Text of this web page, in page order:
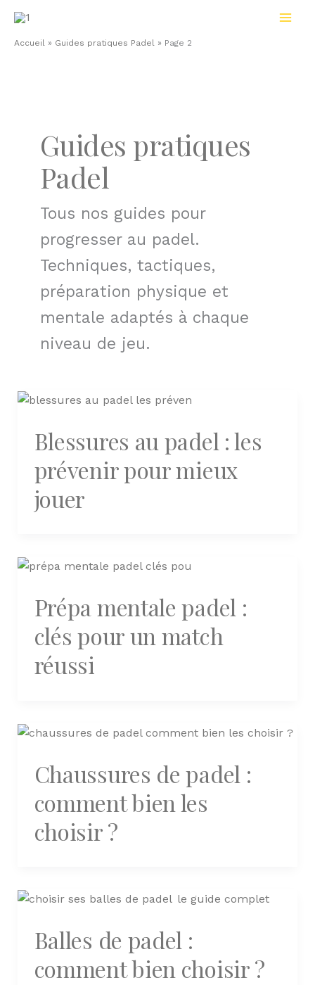
contenu
Accueil » Guides pratiques Padel » Page 2
Guides pratiques
Padel
Tous nos guides pour
progresser au padel.
Techniques, tactiques,
préparation physique et
mentale adaptés à chaque
niveau de jeu.
Blessures au padel : les
prévenir pour mieux
jouer
Prépa mentale padel :
clés pour un match
réussi
Chaussures de padel :
comment bien les
choisir ?
Balles de padel :
comment bien choisir ?